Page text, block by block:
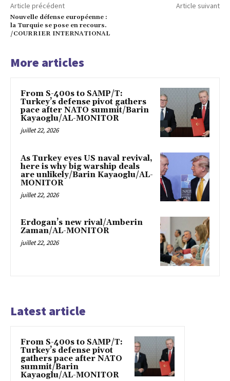
Article précédent
Nouvelle défense européenne :
la Turquie se pose en recours.
/COURRIER INTERNATIONAL
Article suivant
More articles
From S-400s to SAMP/T:
Turkey’s defense pivot gathers
pace after NATO summit/Barin
Kayaoglu/AL-MONITOR
juillet 22, 2026
As Turkey eyes US naval revival,
here is why big warship deals
are unlikely/Barin Kayaoglu/AL-
MONITOR
juillet 22, 2026
Erdogan’s new rival/Amberin
Zaman/AL-MONITOR
juillet 22, 2026
Latest article
From S-400s to SAMP/T:
Turkey’s defense pivot
gathers pace after NATO
summit/Barin
Kayaoglu/AL-MONITOR